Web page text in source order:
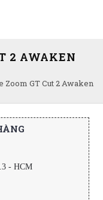
Zoom GT Cut 2 Awaken
2 AWAKEN
- HCM